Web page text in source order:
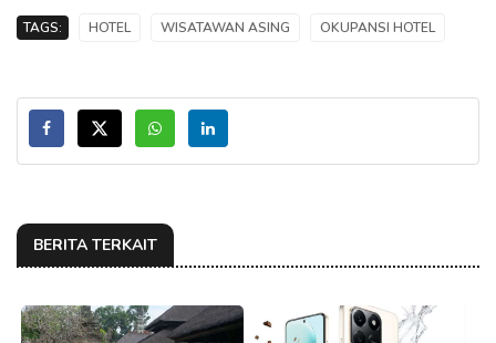
TAGS: HOTEL WISATAWAN ASING OKUPANSI HOTEL
BERITA TERKAIT